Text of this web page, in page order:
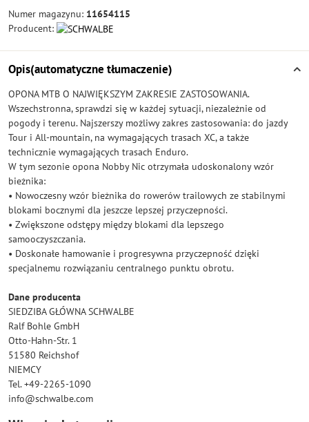
Numer magazynu: 11654115
Producent:
Opis(automatyczne tłumaczenie)
OPONA MTB O NAJWIĘKSZYM ZAKRESIE ZASTOSOWANIA.
Wszechstronna, sprawdzi się w każdej sytuacji, niezależnie od
pogody i terenu. Najszerszy możliwy zakres zastosowania: do jazdy
Tour i All-mountain, na wymagających trasach XC, a także
technicznie wymagających trasach Enduro.
W tym sezonie opona Nobby Nic otrzymała udoskonalony wzór
bieżnika:
• Nowoczesny wzór bieżnika do rowerów trailowych ze stabilnymi
blokami bocznymi dla jeszcze lepszej przyczepności.
• Zwiększone odstępy między blokami dla lepszego
samooczyszczania.
• Doskonałe hamowanie i progresywna przyczepność dzięki
specjalnemu rozwiązaniu centralnego punktu obrotu.
Dane producenta
SIEDZIBA GŁÓWNA SCHWALBE
Ralf Bohle GmbH
Otto-Hahn-Str. 1
51580 Reichshof
NIEMCY
Tel. +49-2265-1090
info@schwalbe.com